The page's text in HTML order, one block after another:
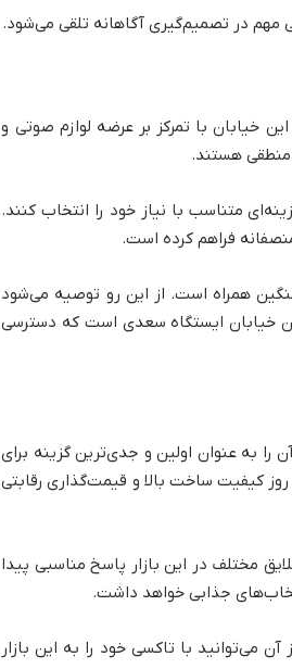
مهم در تصمیم‌گیری آگاهانه تلقی می‌شود.
خیابان با تمرکز بر عرضه لوازم صوتی و
منطقی هستند.
متناسب با نیاز خود را انتخاب کنند.
فراهم کرده است.
همراه است. از این رو توصیه می‌شود
خیابان ایستگاه سعدی است که دسترسی
را به عنوان اولین و جدی‌ترین گزینه برای
کیفیت ساخت بالا و قیمت‌گذاری رقابتی
مختلف در این بازار پاسخ مناسبی پیدا
جذابی خواهد داشت.
می‌توانید با تاکسی خود را به این بازار